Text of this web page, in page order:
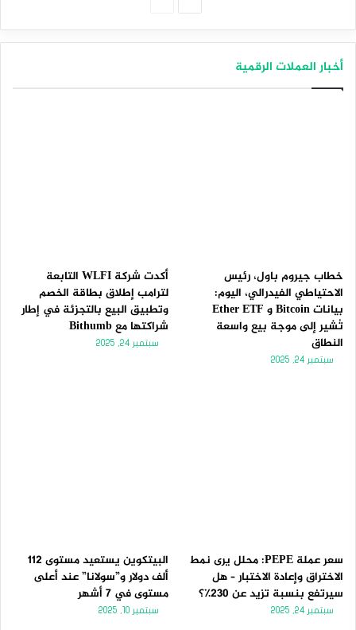
أخبار العملات الرقمية
خطاب جيروم باول، رئيس
الاحتياطي الفيدرالي، اليوم:
بيانات Bitcoin و Ether ETF
تُشير إلى موجة بيع واسعة
النطاق
سبتمبر 24, 2025
أكدت شركة WLFI التابعة
لترامب إطلاق بطاقة الخصم
وتطبيق البيع بالتجزئة في إطار
شراكتها مع Bithumb
سبتمبر 24, 2025
سعر عملة PEPE: محلل يرى نمط
الاختراق وإعادة الاختبار – هل
سيرتفع بنسبة تزيد عن 230٪؟
سبتمبر 24, 2025
البيتكوين يستعيد مستوى 112
ألف دولار و”سولانا” عند أعلى
مستوى في 7 أشهر
سبتمبر 10, 2025